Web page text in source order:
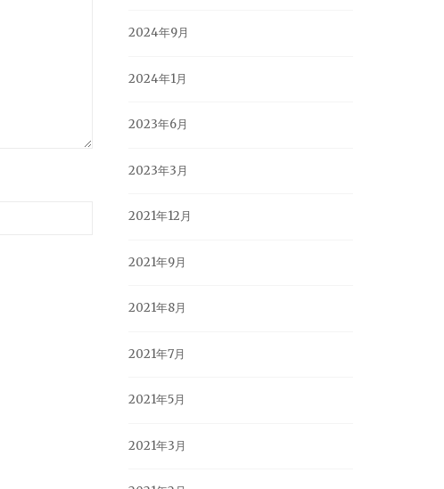
2024年9月
2024年1月
2023年6月
2023年3月
2021年12月
2021年9月
2021年8月
2021年7月
2021年5月
2021年3月